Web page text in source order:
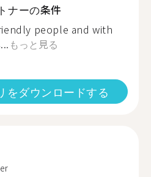
ナーの条件
people and with
もっと見る
をダウンロードする